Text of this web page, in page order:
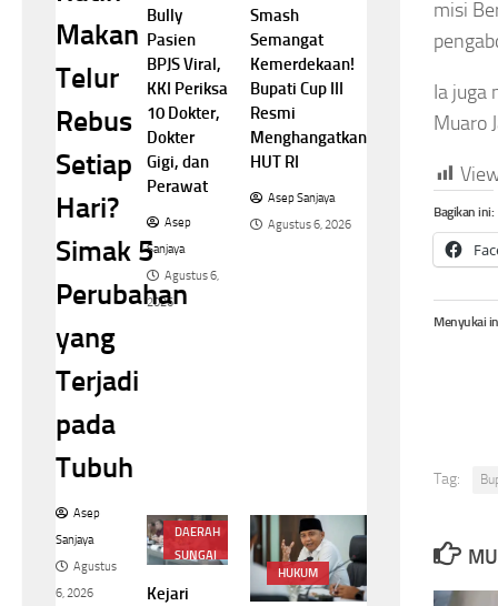
misi
Ia juga
Muaro
Bagikan ini:
Menyukai
Tag:
Makan
Telur
Rebus
Setiap
Hari?
Simak 5
Perubahan
yang
Terjadi
pada
Tubuh
Asep
Sanjaya
Agustus
6, 2026
Bully
Pasien
BPJS Viral,
KKI Periksa
10 Dokter,
Dokter
Gigi, dan
Perawat
Asep
Sanjaya
Agustus 6,
2026
Smash
Semangat
Kemerdekaan!
Bupati Cup III
Resmi
Menghangatkan
HUT RI
Asep Sanjaya
Agustus 6, 2026
DAERAH
SUNGAI
PENUH
Kejari
HUKUM